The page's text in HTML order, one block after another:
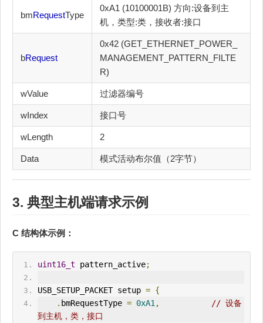
bmRequestType
0xA1 (10100001B) 方向:设备到主
机，类型:类，接收者:接口
bRequest
0x42 (GET_ETHERNET_POWER_
MANAGEMENT_PATTERN_FILTE
R)
wValue 过滤器编号
wIndex 接口号
wLength 2
Data 模式活动布尔值（2字节）
3. 典型主机端请求示例
C 结构体示例：
uint16_t pattern_active;
USB_ SETUP_PACKET setup = {
. bmRequestType = 0xA1 ,
// 设备
到主机，类，接口